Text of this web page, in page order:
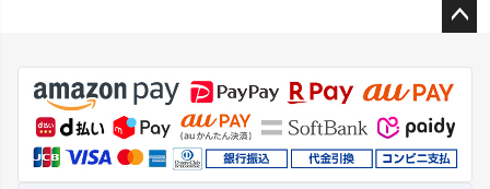
ジト
ップ
へ